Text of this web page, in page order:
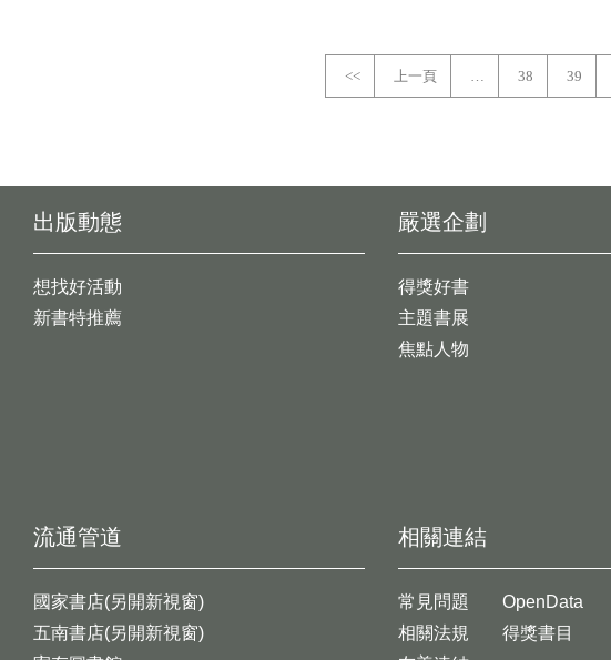
<< 上一頁 38 39
出版動態
想找好活動
新書特推薦
嚴選企劃
得獎好書
主題書展
焦點人物
流通管道
國家書店(另開新視窗)
五南書店(另開新視窗)
相關連結
常見問題
相關法規
OpenData
得獎書目